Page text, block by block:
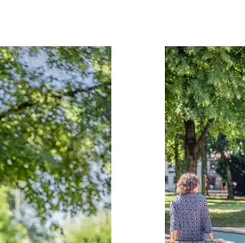
Platz, Liegefläche,
die je nach Bedarf